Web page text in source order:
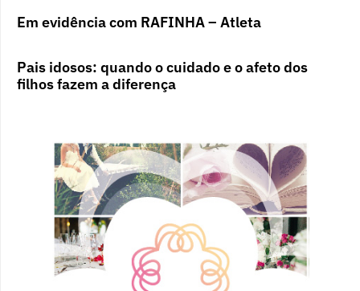
Em evidência com RAFINHA – Atleta
Pais idosos: quando o cuidado e o afeto dos
filhos fazem a diferença